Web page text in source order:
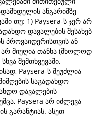
ანგარიშზე
თუ: 1) Paysera-ს ჯერ არ
დავალების შესახებ
პროვაიდერისთვის ან
არ მიუღია თანხა (მხოლოდ
შემთხვევაში,
Paysera-ს შეუძლია
საგადახდო
დავალების
Paysera არ იძლევა
გარანტიას. ასეთ